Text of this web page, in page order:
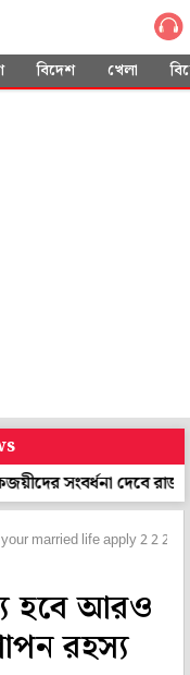
বিদেশ খেলা
দেবে রাজ্য
অভিশপ্ত
married life apply 2 2 2
হবে আরও
রহস্য